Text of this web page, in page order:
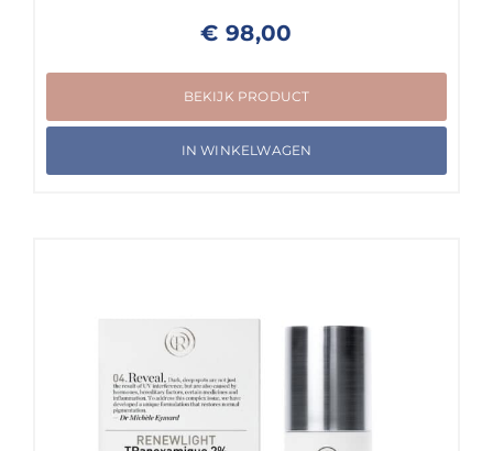
€ 98,00
BEKIJK PRODUCT
IN WINKELWAGEN